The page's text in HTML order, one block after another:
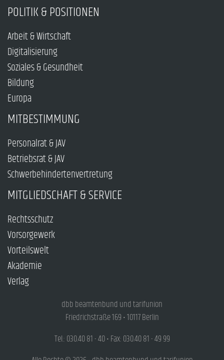
POLITIK & POSITIONEN
Arbeit & Wirtschaft
Digitalisierung
Soziales & Gesundheit
Bildung
Europa
MITBESTIMMUNG
Personalrat & JAV
Betriebsrat & JAV
Schwerbehindertenvertretung
MITGLIEDSCHAFT & SERVICE
Rechtsschutz
Vorsorgewerk
Vorteilswelt
Akademie
Verlag
dbb beamtenbund und tarifunion
Friedrichstraße 169 • 10117 Berlin
Tel.: 030.40 81 - 40 • Fax: 030.40 81 - 49 99